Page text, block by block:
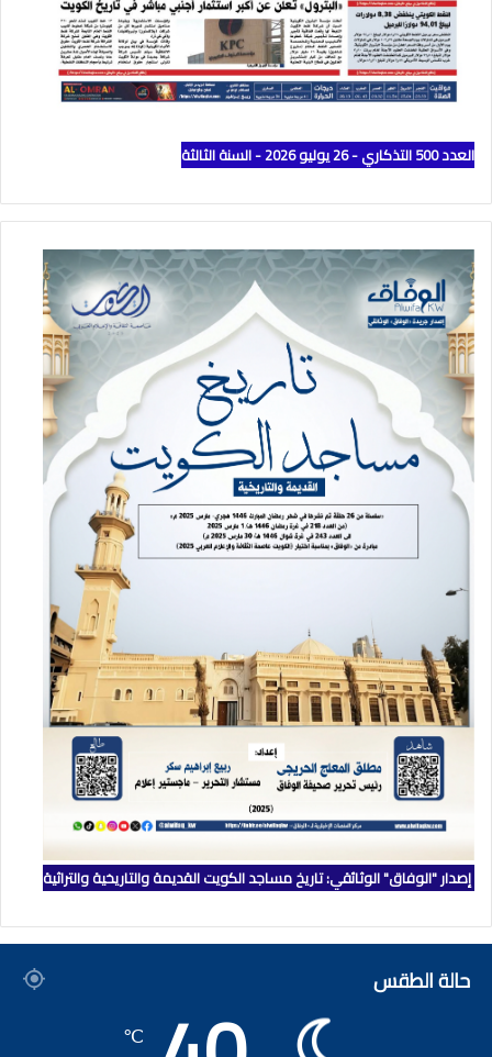
العدد 500 التذكاري - 26 يوليو 2026 - السنة الثالثة
إصدار "الوفاق" الوثائقي: تاريخ مساجد الكويت القديمة والتاريخية والتراثية
حالة الطقس
℃